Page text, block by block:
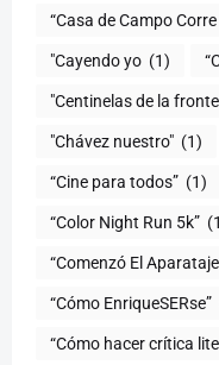
“Casa de Campo
"Cayendo yo (1)
"Centinelas de la
"Chávez nuestro" (1)
“Cine para todos” (1)
“Color Night Run 5k”
“Comenzó El
“Cómo EnriqueSERse”